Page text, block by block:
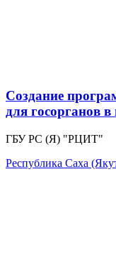
Создание
для госорганов в
ГБУ РС (Я) "РЦИТ"
Республика Саха